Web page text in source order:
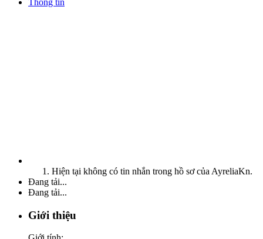
Thông tin
Hiện tại không có tin nhắn trong hồ sơ của AyreliaKn.
Đang tải...
Đang tải...
Giới thiệu